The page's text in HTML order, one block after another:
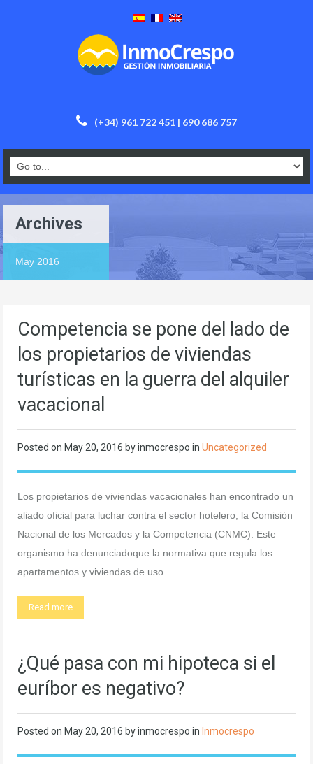
(+34) 961 722 451 | 690 686 757
Archives
May 2016
Competencia se pone del lado de
los propietarios de viviendas
turísticas en la guerra del alquiler
vacacional
Posted on May 20, 2016 byinmocrespo in Uncategorized
Los propietarios de viviendas vacacionales han encontrado un
aliado oficial para luchar contra el sector hotelero, la Comisión
Nacional de los Mercados y la Competencia (CNMC). Este
organismo ha denunciadoque la normativa que regula los
apartamentos y viviendas de uso…
Read more
¿Qué pasa con mi hipoteca si el
euríbor es negativo?
Posted on May 20, 2016 byinmocrespo in Inmocrespo